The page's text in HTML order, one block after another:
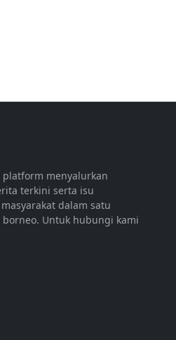
menyalurkan
terkini serta isu
dalam satu
Untuk hubungi kami